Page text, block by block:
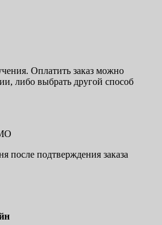
Оплатить заказ можно
либо выбрать другой способ
после подтверждения заказа